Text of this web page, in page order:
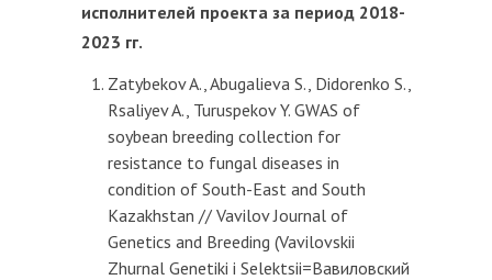
исполнителей проекта за период 2018-
2023 гг.
Zatybekov A., Abugalieva S., Didorenko S.,
Rsaliyev A., Turuspekov Y. GWAS of
soybean breeding collection for
resistance to fungal diseases in
condition of South-East and South
Kazakhstan // Vavilov Journal of
Genetics and Breeding (Vavilovskii
Zhurnal Genetiki i Selektsii=Вавиловский